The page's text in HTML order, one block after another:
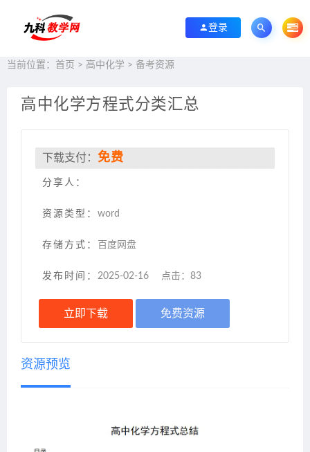
登录
当前位置： 首页 > 高中化学 > 备考资源
高中化学方程式分类汇总
下载支付： 免费
分享人：
资源类型： word
存储方式： 百度网盘
发布时间： 2025-02-16 点击： 83
立即下载 免费资源
资源预览